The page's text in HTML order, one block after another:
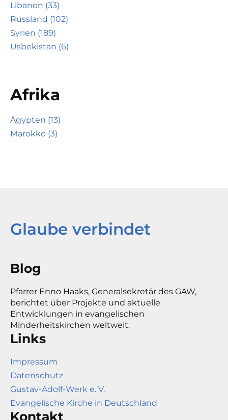
Libanon (33)
Russland (102)
Syrien (189)
Usbekistan (6)
Afrika
Ägypten (13)
Marokko (3)
Glaube verbindet
Blog
Pfarrer Enno Haaks, Generalsekretär des GAW,
berichtet über Projekte und aktuelle
Entwicklungen in evangelischen
Minderheitskirchen weltweit.
Links
Impressum
Datenschutz
Gustav-Adolf-Werk e. V.
Evangelische Kirche in Deutschland
Kontakt